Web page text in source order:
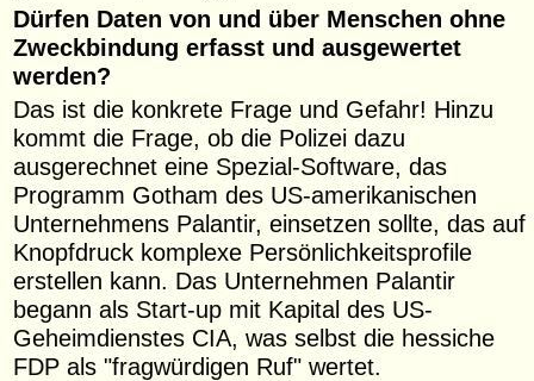
Dürfen Daten von und über Menschen ohne
Zweckbindung erfasst und ausgewertet
werden?
Das ist die konkrete Frage und Gefahr! Hinzu
kommt die Frage, ob die Polizei dazu
ausgerechnet eine Spezial-Software, das
Programm Gotham des US-amerikanischen
Unternehmens Palantir, einsetzen sollte, das auf
Knopfdruck komplexe Persönlichkeitsprofile
erstellen kann. Das Unternehmen Palantir
begann als Start-up mit Kapital des US-
Geheimdienstes CIA, was selbst die hessiche
FDP als "fragwürdigen Ruf" wertet.